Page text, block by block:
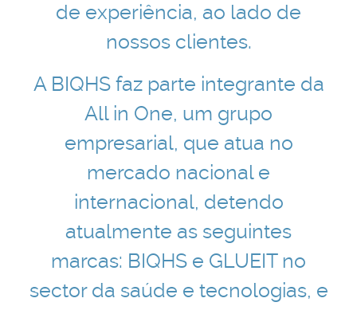
de experiência, ao lado de
nossos clientes.
A BIQHS faz parte integrante da
All in One, um grupo
empresarial, que atua no
mercado nacional e
internacional, detendo
atualmente as seguintes
marcas: BIQHS e GLUEIT no
sector da saúde e tecnologias, e